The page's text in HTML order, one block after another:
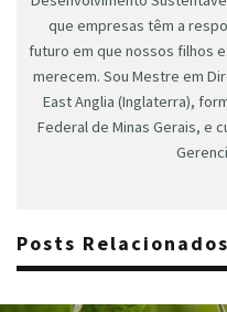
que empresas têm a
futuro em que nossos filhos
merecem. Sou Mestre em
East Anglia (Inglaterra),
Federal de Minas Gerais, e
Posts Relacionados